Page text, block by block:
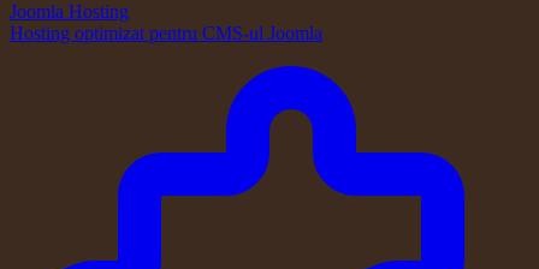
Joomla Hosting
Hosting optimizat pentru CMS-ul Joomla